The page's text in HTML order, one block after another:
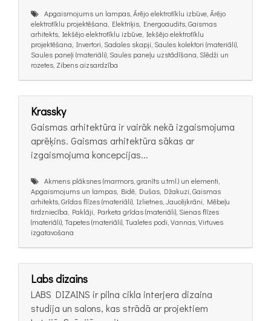
Apgaismojums un lampas, Ārējo elektrotīklu izbūve, Ārējo
elektrotīklu projektēšana, Elektriķis, Energoaudits, Gaismas
arhitekts, Iekšējo elektrotīklu izbūve, Iekšējo elektrotīklu
projektēšana, Invertori, Sadales skapji, Saules kolektori (materiāli),
Saules paneļi (materiāli), Saules paneļu uzstādīšana, Slēdži un
rozetes, Zibens aizsardzība
Krassky
Gaismas arhitektūra ir vairāk nekā izgaismojuma
aprēķins. Gaismas arhitektūra sākas ar
izgaismojuma koncepcijas...
Akmens plāksnes (marmors, granīts u.tml.) un elementi,
Apgaismojums un lampas, Bidē, Dušas, Džakuzi, Gaismas
arhitekts, Grīdas flīzes (materiāli), Izlietnes, Jaucējkrāni, Mēbeļu
tirdzniecība, Paklāji, Parketa grīdas (materiāli), Sienas flīzes
(materiāli), Tapetes (materiāli), Tualetes podi, Vannas, Virtuves
izgatavošana
Labs dizains
LABS DIZAINS ir pilna cikla interjera dizaina
studija un salons, kas strādā ar projektiem